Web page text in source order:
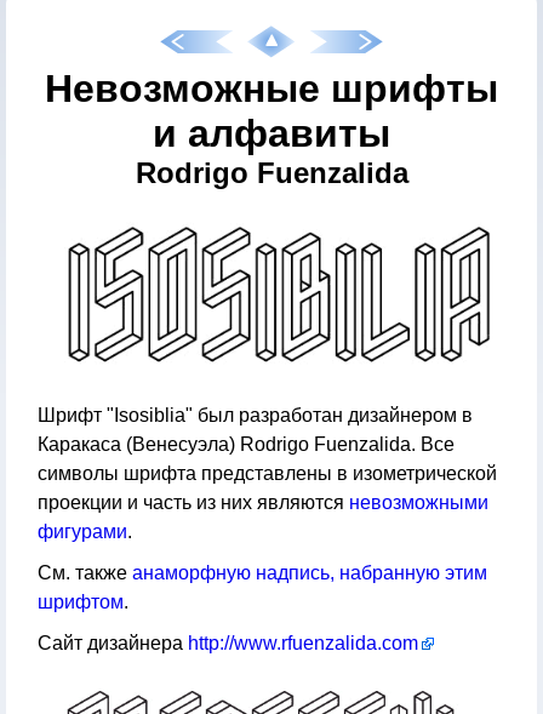
Невозможные шрифты
и алфавиты
Rodrigo Fuenzalida
Шрифт "Isosiblia" был разработан дизайнером в
Каракаса (Венесуэла) Rodrigo Fuenzalida. Все
символы шрифта представлены в изометрической
проекции и часть из них являются невозможными
фигурами.
См. также анаморфную надпись, набранную этим
шрифтом.
Сайт дизайнера http://www.rfuenzalida.com